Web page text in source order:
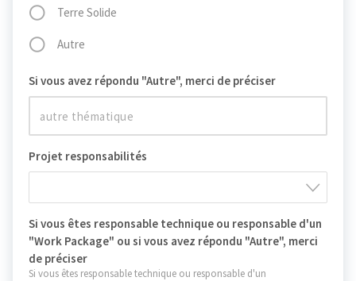
Terre Solide
Autre
Si vous avez répondu "Autre", merci de préciser
Projet responsabilités
Si vous êtes responsable technique ou responsable d'un
"Work Package" ou si vous avez répondu "Autre", merci
de préciser
Si vous êtes responsable technique ou responsable d'un